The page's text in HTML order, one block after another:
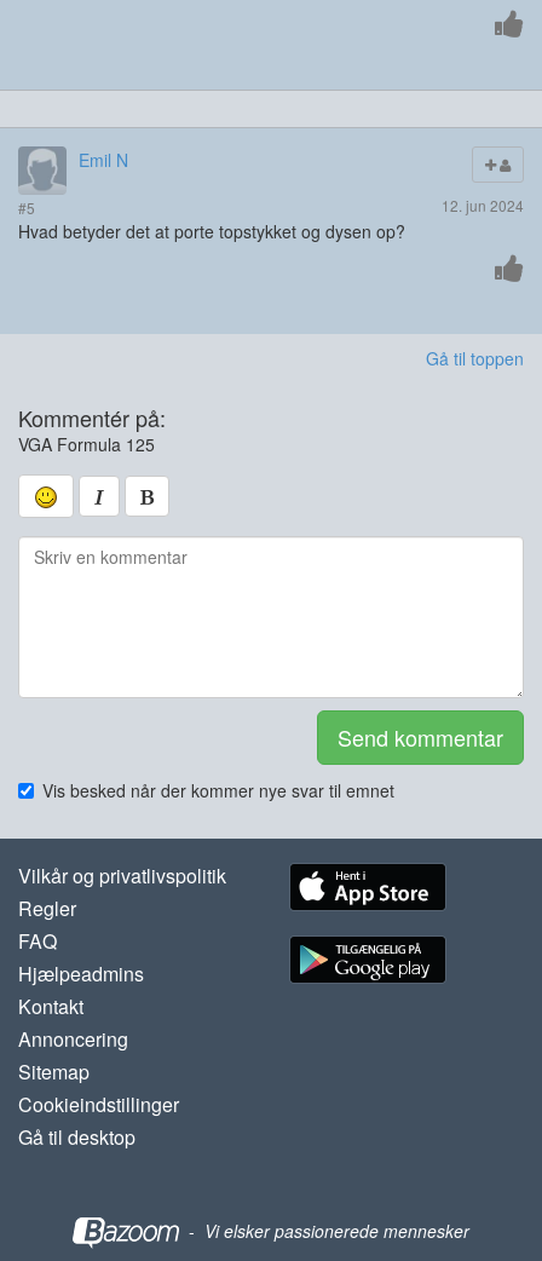
Emil N
#5 12. jun 2024
Hvad betyder det at porte topstykket og dysen op?
Gå til toppen
Kommentér på:
VGA Formula 125
Send kommentar
Vis besked når der kommer nye svar til emnet
Vilkår og privatlivspolitik
Regler
FAQ
Hjælpeadmins
Kontakt
Annoncering
Sitemap
Cookieindstillinger
Gå til desktop
- Vi elsker passionerede mennesker